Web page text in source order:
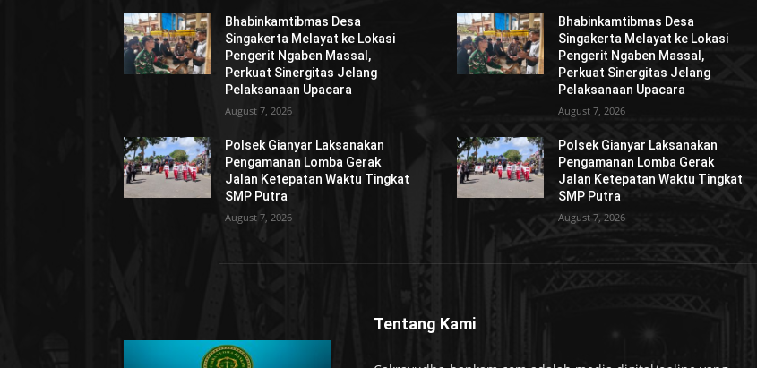
Bhabinkamtibmas Desa
Singakerta Melayat ke Lokasi
Pengerit Ngaben Massal,
Perkuat Sinergitas Jelang
Pelaksanaan Upacara
August 7, 2026
Polsek Gianyar Laksanakan
Pengamanan Lomba Gerak
Jalan Ketepatan Waktu Tingkat
SMP Putra
August 7, 2026
Bhabinkamtibmas Desa
Singakerta Melayat ke Lokasi
Pengerit Ngaben Massal,
Perkuat Sinergitas Jelang
Pelaksanaan Upacara
August 7, 2026
Polsek Gianyar Laksanakan
Pengamanan Lomba Gerak
Jalan Ketepatan Waktu Tingkat
SMP Putra
August 7, 2026
Tentang Kami